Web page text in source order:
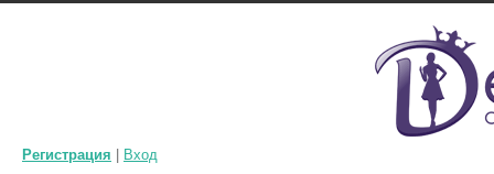
Регистрация Вход